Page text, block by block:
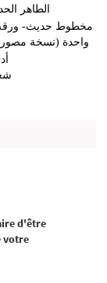
الطاهر
واحدة (نسخة
d'être
votre